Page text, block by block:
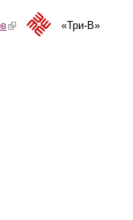
(link is external)«Три-В»